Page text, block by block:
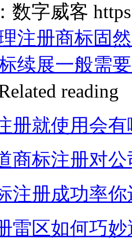
数字威客
注册商标固
续展一般需
reading
册就使用会
商标注册对
注册成功率
雷区如何巧妙